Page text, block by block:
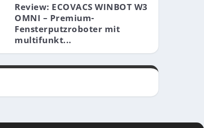
Review: ECOVACS WINBOT W3
OMNI – Premium-
Fensterputzroboter mit
multifunkt...